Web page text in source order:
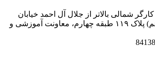
شمالی بالاتر از جلال آل احمد خیابان
فرشی مقدم (شانزدهم) پلاک ۱۱۹ طبقه چهارم، معاونت آموزشی و